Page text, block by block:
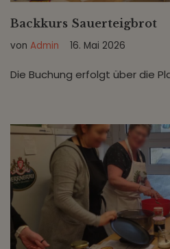
Backkurs Sauerteigbrot
von Admin 16. Mai 2026
Die Buchung erfolgt über die